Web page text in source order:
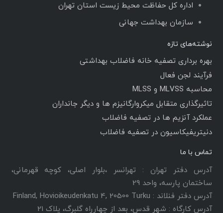
اداره کل حفاظت محیط زیست استان تهران
سازمان بهداشت جهانی
نوشته‌های تازه
بهره برداری تصفیه خانه فاضلاب بهداشتی
فرآیند لجن فعال
محاسبه MLVSS و MLSS
تاثیرگذاری متقابل میکروارگانیزم ها و دیگر جانداران
عملکرد آنزیم ها در تصفیه فاضلاب
دنیتریفیکاسیون در تصفیه فاضلاب
تماس با ما
آدرس دفتر تهران : تهرانسر ،بلوار اصلی، کوچه قهرمانی،
ساختمان پارسه، واحد 29
آدرس دفتر فنلاند : Finland, Hovioikeudenkatu 4, 20500 Turku
آدرس کارگاه : شهر قدس، بعد از چهارراه گلبرگ، پلاک 21